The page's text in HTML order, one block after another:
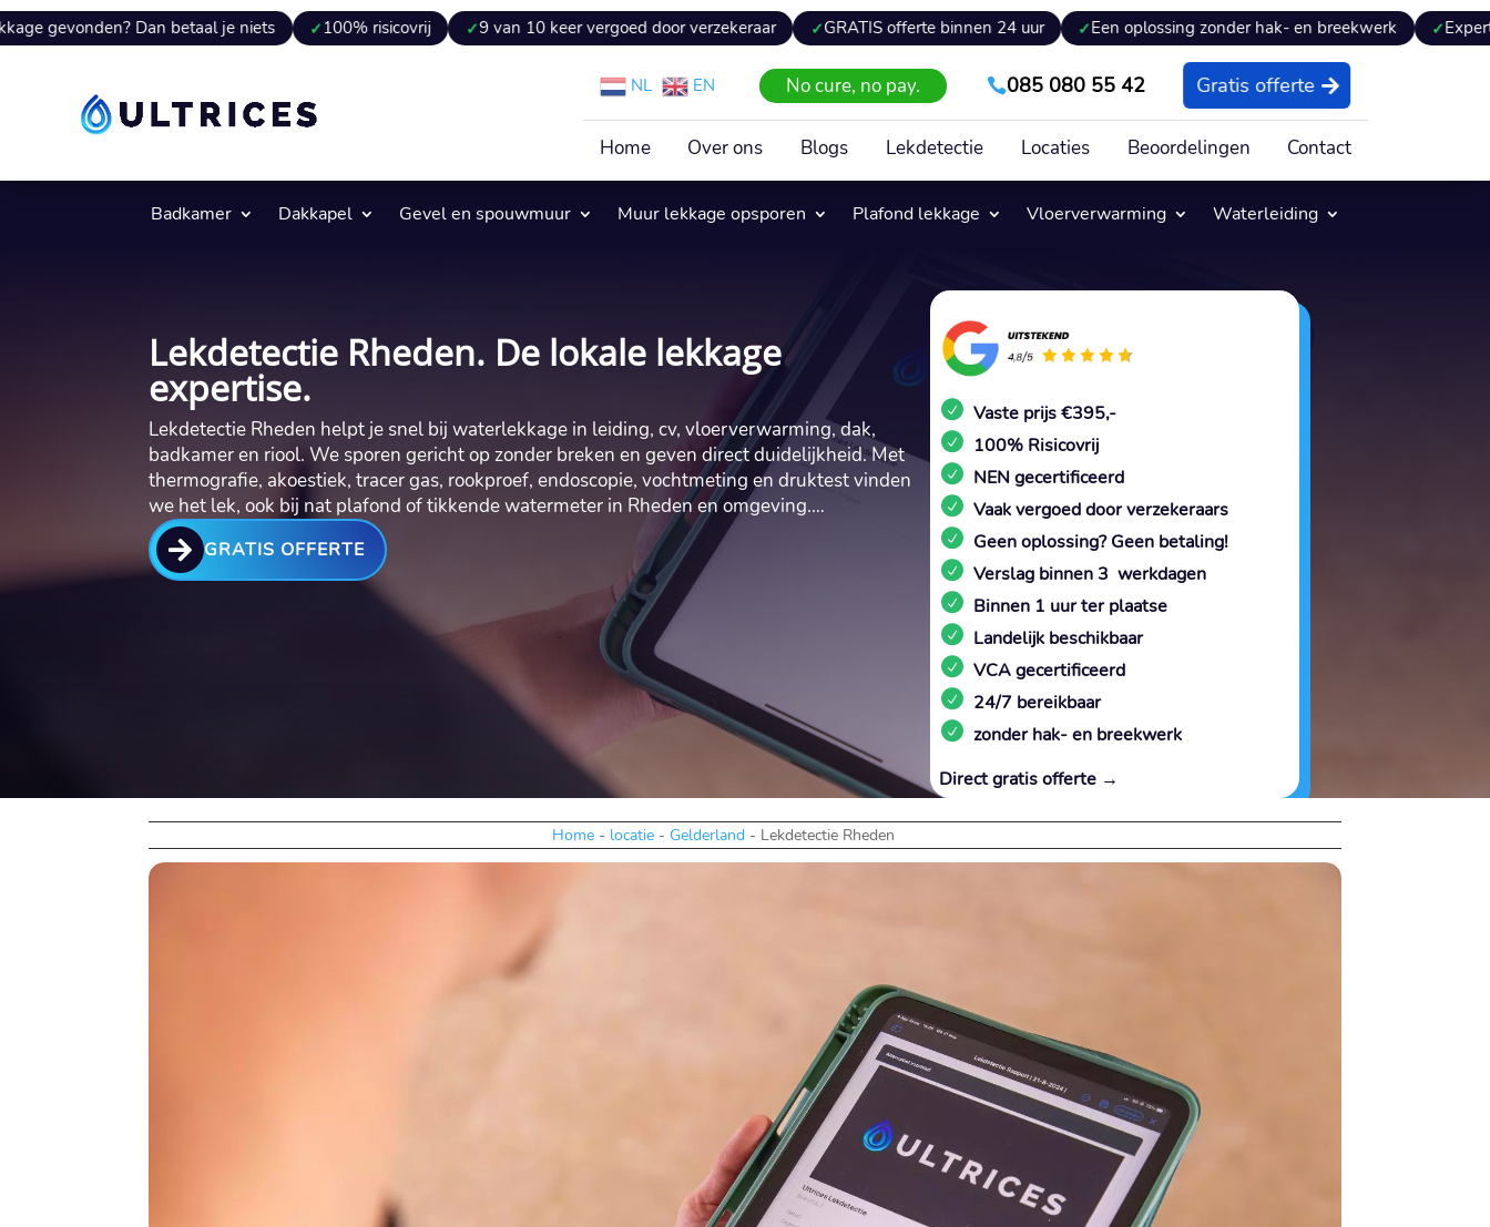
Dan betaal je niets 100% risicovrij 9 van 10 keer vergoed door verzekeraar GRATIS offerte binnen 24 uur Een oplossing zonder hak- en breekwerk
NL EN No cure, no pay. 085 080 55 42 Gratis offerte
Home Over ons Blogs Lekdetectie Locaties Beoordelingen Contact
Badkamer Dakkapel Gevel en spouwmuur Muur lekkage opsporen Plafond lekkage Vloerverwarming Waterleiding
Lekdetectie Rheden. De lokale lekkage
expertise.
Lekdetectie Rheden helpt je snel bij waterlekkage in leiding, cv, vloerverwarming, dak,
badkamer en riool.​ We sporen gericht op zonder breken en geven direct duidelijkheid.​ Met
thermografie, akoestiek, tracer gas, rookproef, endoscopie, vochtmeting en druktest vinden
we het lek, ook bij nat plafond of tikkende watermeter in Rheden en omgeving.​…
 GRATIS OFFERTE
Vaste prijs €395,-
100% Risicovrij
NEN gecertificeerd
Vaak vergoed door verzekeraars
Geen oplossing? Geen betaling!
Verslag binnen 3 werkdagen
Binnen 1 uur ter plaatse
Landelijk beschikbaar
VCA gecertificeerd
24/7 bereikbaar
zonder hak- en breekwerk
Direct gratis offerte →
Home- locatie- Gelderland - Lekdetectie Rheden